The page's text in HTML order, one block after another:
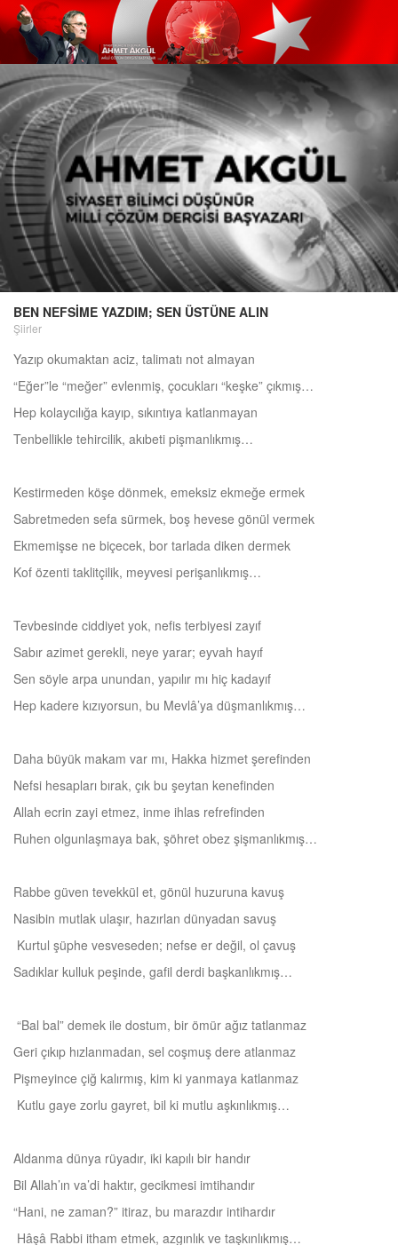
BEN NEFSİME YAZDIM; SEN ÜSTÜNE ALIN
Şiirler
Yazıp okumaktan aciz, talimatı not almayan
“Eğer”le “meğer” evlenmiş, çocukları “keşke” çıkmış…
Hep kolaycılığa kayıp, sıkıntıya katlanmayan
Tenbellikle tehircilik, akıbeti pişmanlıkmış…
Kestirmeden köşe dönmek, emeksiz ekmeğe ermek
Sabretmeden sefa sürmek, boş hevese gönül vermek
Ekmemişse ne biçecek, bor tarlada diken dermek
Kof özenti taklitçilik, meyvesi perişanlıkmış…
Tevbesinde ciddiyet yok, nefis terbiyesi zayıf
Sabır azimet gerekli, neye yarar; eyvah hayıf
Sen söyle arpa unundan, yapılır mı hiç kadayıf
Hep kadere kızıyorsun, bu Mevlâ’ya düşmanlıkmış…
Daha büyük makam var mı, Hakka hizmet şerefinden
Nefsi hesapları bırak, çık bu şeytan kenefinden
Allah ecrin zayi etmez, inme ihlas refrefinden
Ruhen olgunlaşmaya bak, şöhret obez şişmanlıkmış…
Rabbe güven tevekkül et, gönül huzuruna kavuş
Nasibin mutlak ulaşır, hazırlan dünyadan savuş
Kurtul şüphe vesveseden; nefse er değil, ol çavuş
Sadıklar kulluk peşinde, gafil derdi başkanlıkmış…
“Bal bal” demek ile dostum, bir ömür ağız tatlanmaz
Geri çıkıp hızlanmadan, sel coşmuş dere atlanmaz
Pişmeyince çiğ kalırmış, kim ki yanmaya katlanmaz
Kutlu gaye zorlu gayret, bil ki mutlu aşkınlıkmış…
Aldanma dünya rüyadır, iki kapılı bir handır
Bil Allah’ın va’di haktır, gecikmesi imtihandır
“Hani, ne zaman?” itiraz, bu marazdır intihardır
Hâşâ Rabbi itham etmek, azgınlık ve taşkınlıkmış…